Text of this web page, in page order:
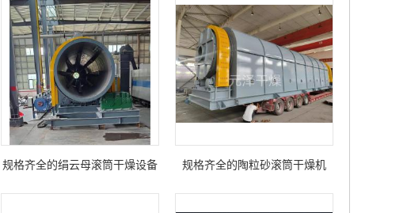
规格齐全的绢云母滚筒干燥设备 规格齐全的陶粒砂滚筒干燥机